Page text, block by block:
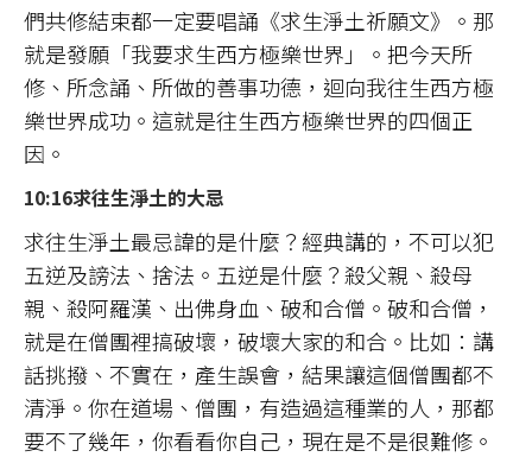
們共修結束都一定要唱誦《求生淨土祈願文》。那
就是發願「我要求生西方極樂世界」。把今天所
修、所念誦、所做的善事功德，迴向我往生西方極
樂世界成功。這就是往生西方極樂世界的四個正
因。
10:16求往生淨土的大忌
求往生淨土最忌諱的是什麼？經典講的，不可以犯
五逆及謗法、捨法。五逆是什麼？殺父親、殺母
親、殺阿羅漢、出佛身血、破和合僧。破和合僧，
就是在僧團裡搞破壞，破壞大家的和合。比如：講
話挑撥、不實在，產生誤會，結果讓這個僧團都不
清淨。你在道場、僧團，有造過這種業的人，那都
要不了幾年，你看看你自己，現在是不是很難修。